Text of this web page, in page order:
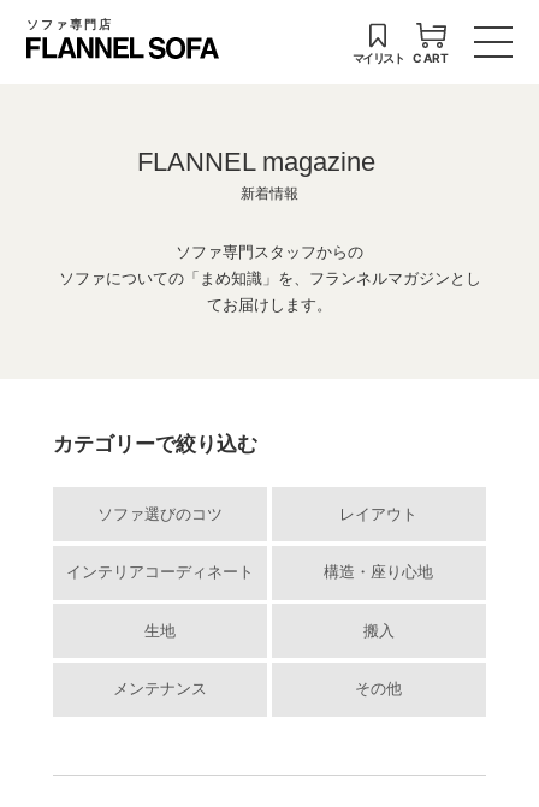
ソファ専門店
マイリスト CART
FLANNEL magazine
新着情報
ソファ専門スタッフからの
ソファについての「まめ知識」を、フランネルマガジンとし
てお届けします。
カテゴリーで絞り込む
ソファ選びのコツ レイアウト
インテリアコーディネート 構造・座り心地
生地 搬入
メンテナンス その他